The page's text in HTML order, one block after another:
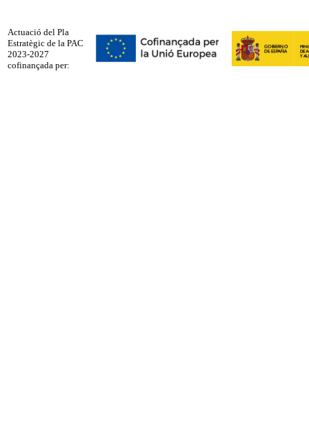
Actuació del Pla
Estratègic de la PAC
2023-2027
cofinançada per: